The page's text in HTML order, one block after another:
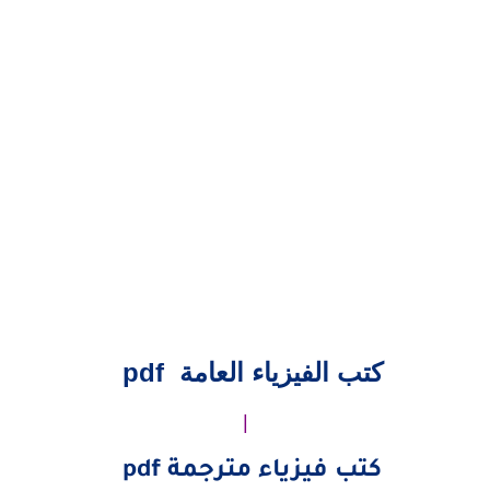
كتب الفيزياء العامة pdf
|
كتب فيزياء مترجمة pdf